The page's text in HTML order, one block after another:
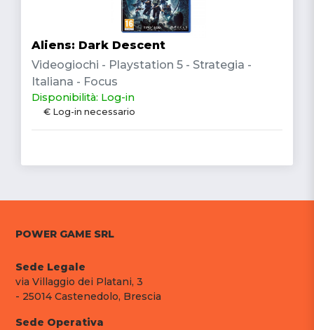
Aliens: Dark Descent
Videogiochi - Playstation 5 - Strategia -
Italiana - Focus
Disponibilità: Log-in
€ Log-in necessario
POWER GAME SRL
Sede Legale
via Villaggio dei Platani, 3
- 25014 Castenedolo, Brescia
Sede Operativa